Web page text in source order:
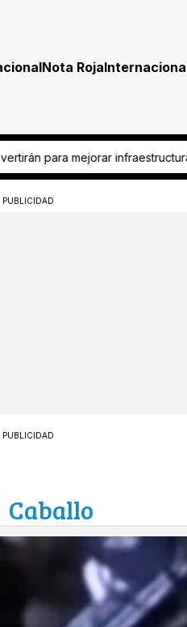
Nota Roja
para el ciclo
PUBLICIDAD
PUBLICIDAD
Caballo